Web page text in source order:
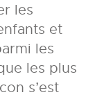
les
et
les
les plus
s’est